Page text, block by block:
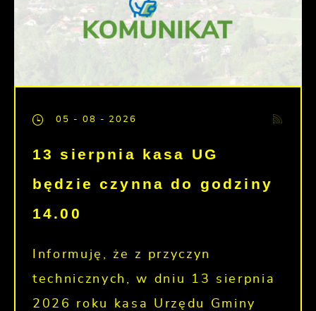
05 - 08 - 2026
13 sierpnia kasa UG
będzie czynna do godziny
14.00
Informuję, że z przyczyn
technicznych, w dniu 13 sierpnia
2026 roku kasa Urzędu Gminy